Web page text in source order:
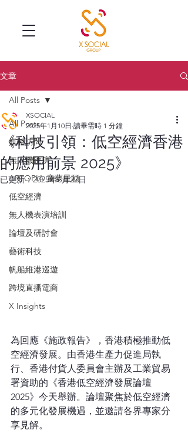
文章
All Posts
媒體訪問
無人機匯演
ARTOPIA 童夢星願
低空經濟
無人機表演培訓
論壇及研討會
藝術科技
帆船維港巡遊
跨境直播電商
X Insights
All Posts
《科技引領：低空經濟香港
的應用前景 2025》
XSOCIAL
2025年1月10日 讀畢需時 1 分鐘
已更新：2025年6月22日
為回應《施政報告》，香港積極推動低
空經濟發展。由香港生產力促進局執
行、香港付貨人委員會主辦及工業貿易
署資助的《香港低空經濟發展論壇
2025》今天舉辦。論壇聚焦於低空經濟
的多元化發展機遇，並邀請各界專家分
享見解。